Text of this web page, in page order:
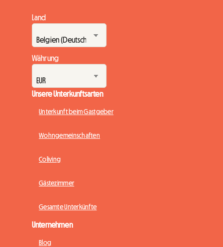
Land
Währung
Unsere Unterkunftsarten
Unterkunft beim Gastgeber
Wohngemeinschaften
Coliving
Gästezimmer
Gesamte Unterkünfte
Unternehmen
Blog